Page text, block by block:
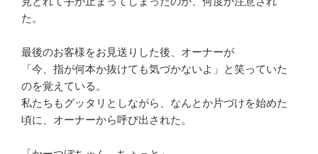
た。
最後のお客様をお見送りした後、オーナーが
「今、指が何本か抜けても気づかないよ」と笑っていた
のを覚えている。
私たちもグッタリとしながら、なんとか片づけを始めた
頃に、オーナーから呼び出された。